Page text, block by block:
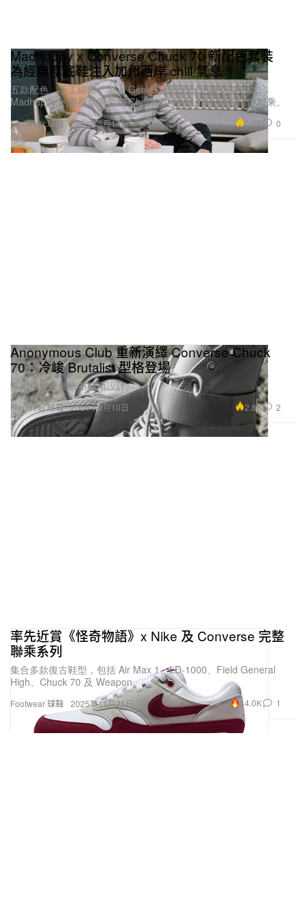
Footwear 球鞋
Madhappy x Converse Chuck 70 新配色套裝
為經典厚底鞋注入加州西岸 chill 氣息
五款配色、手工細節，加上 Gene Gallagher 出鏡企劃，把
Madhappy 的樂觀氛圍帶到 Chuck 70 Hi 和 Ox，迎來二度聯乘。
2026年5月14日 2.2K 0
Footwear 球鞋
Anonymous Club 重新演繹 Converse Chuck
70：冷峻 Brutalist 型格登場
採用橡膠塗層帆布鞋面設計。
2026年3月10日 2.8K 2
Footwear 球鞋
率先近賞《怪奇物語》x Nike 及 Converse 完整
聯乘系列
集合多款復古鞋型，包括 Air Max 1、LD-1000、Field General
High、Chuck 70 及 Weapon。
2025年11月25日 14.0K 1